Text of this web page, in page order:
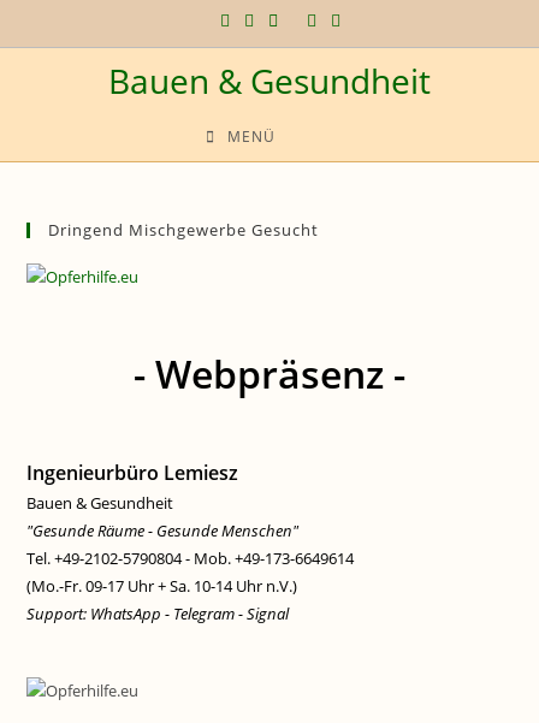
Inhalt
Bauen & Gesundheit
MENÜ
Dringend Mischgewerbe Gesucht
- Webpräsenz -
Ingenieurbüro Lemiesz
Bauen & Gesundheit
"Gesunde Räume - Gesunde Menschen"
Tel. +49-2102-5790804 - Mob. +49-173-6649614
(Mo.-Fr. 09-17 Uhr + Sa. 10-14 Uhr n.V.)
Support: WhatsApp - Telegram - Signal